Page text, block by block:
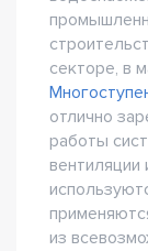
секторе, в
отлично
работы
вентиляции
из